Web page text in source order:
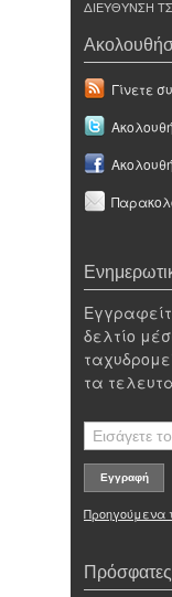
ΔΙΕΥΘΥΝΣΗ
Γίνετε
δελτίο
τα
Προηγούμενα
Πρόσφατες